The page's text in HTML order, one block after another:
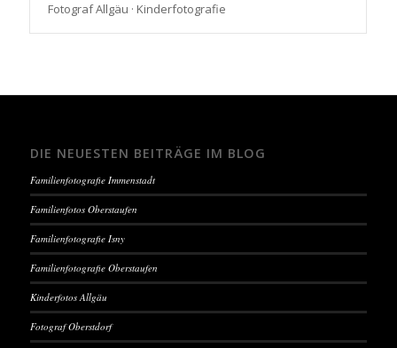
Fotograf Allgäu · Kinderfotografie
DIE NEUESTEN BEITRÄGE IM BLOG
Familienfotografie Immenstadt
Familienfotos Oberstaufen
Familienfotografie Isny
Familienfotografie Oberstaufen
Kinderfotos Allgäu
Fotograf Oberstdorf